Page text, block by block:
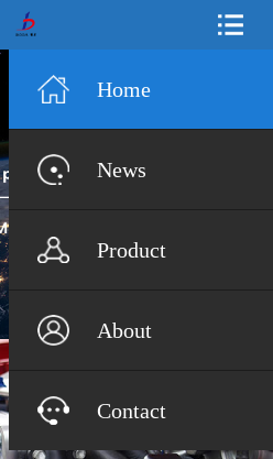
Home
News
Product
About
Contact